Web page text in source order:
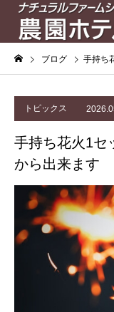
ブログ 手持ち
トピックス
手持ち花火1セ
から出来ます